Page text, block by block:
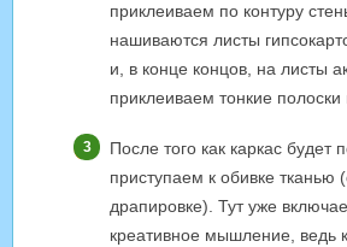
приклеиваем по контуру
нашиваются листы
и, в конце концов, на листы
приклеиваем тонкие полоски
После того как каркас будет
приступаем к обивке тканью
драпировке). Тут уже
креативное мышление, ведь